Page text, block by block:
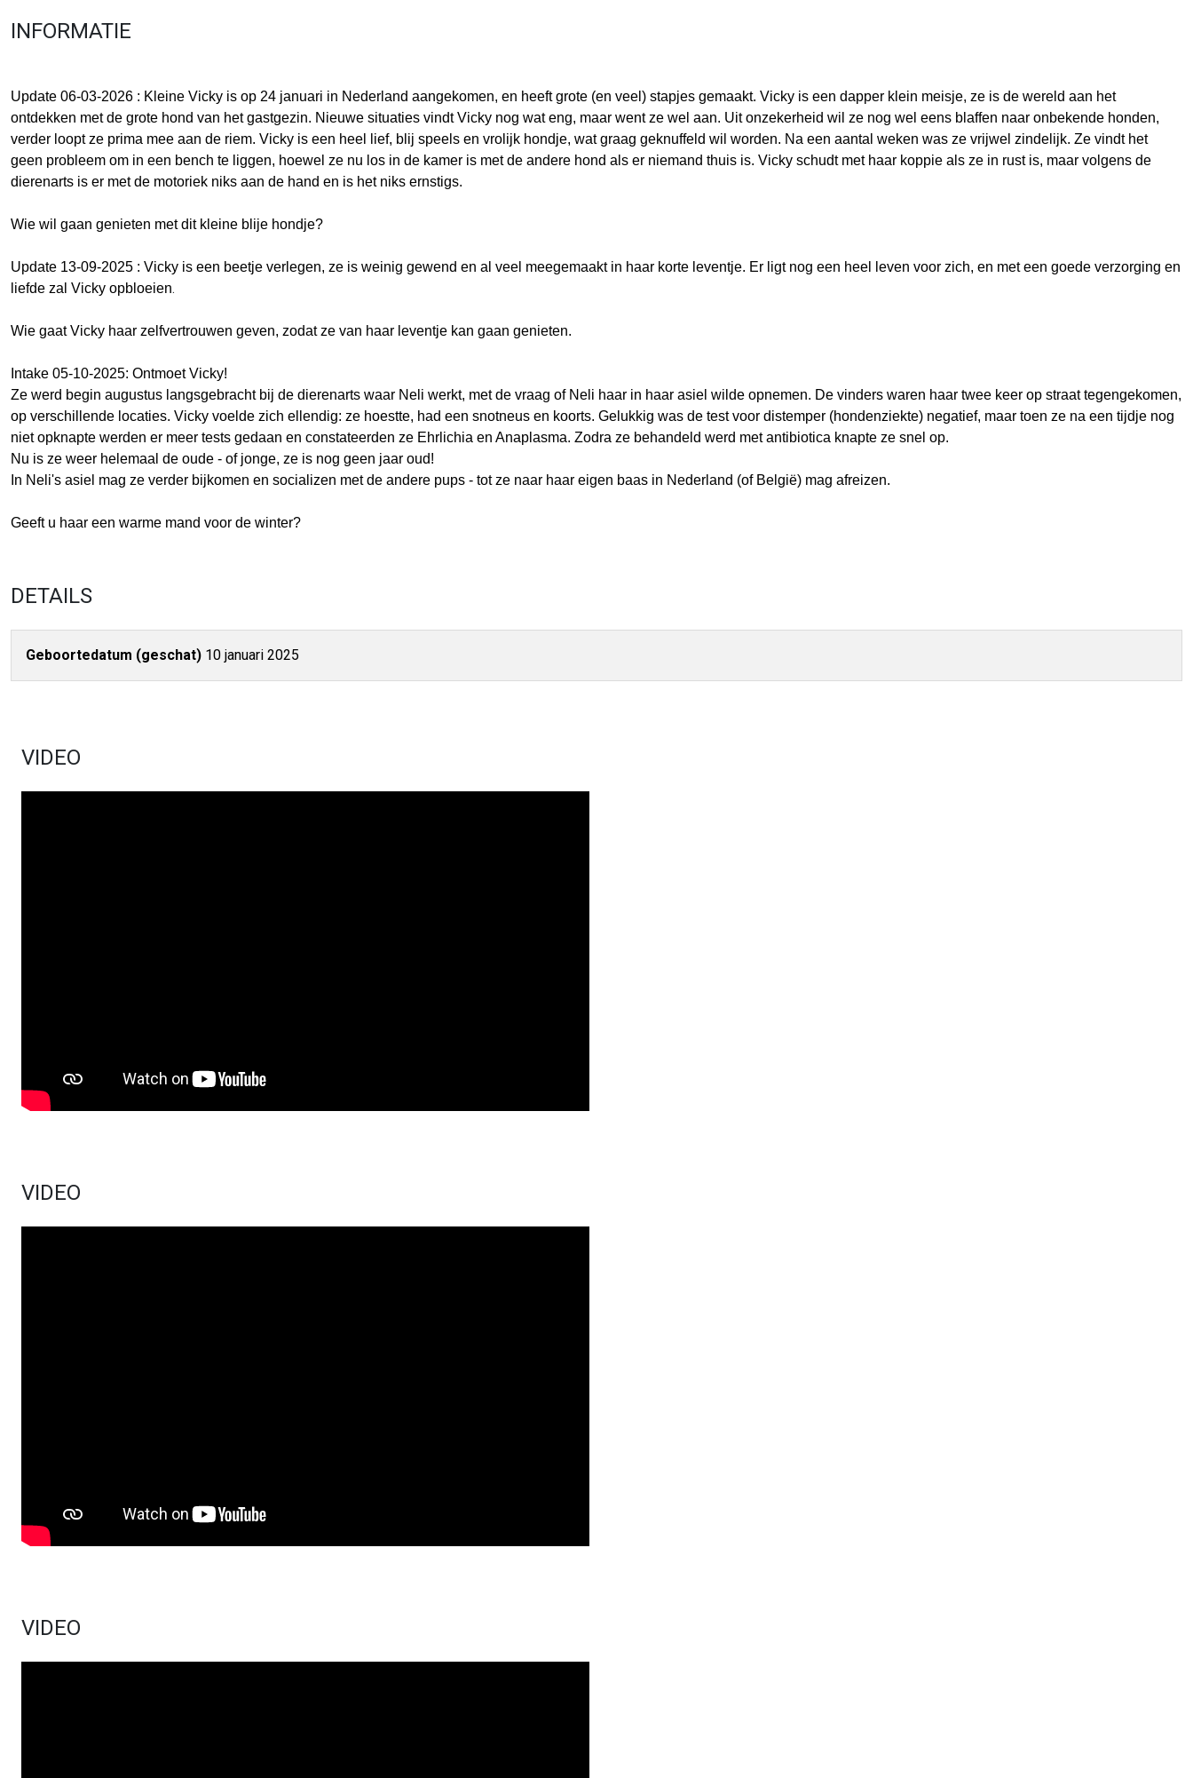
INFORMATIE
Update 06-03-2026 : Kleine Vicky is op 24 januari in Nederland aangekomen, en heeft grote (en veel) stapjes gemaakt. Vicky is een dapper klein meisje, ze is de wereld aan het
ontdekken met de grote hond van het gastgezin. Nieuwe situaties vindt Vicky nog wat eng, maar went ze wel aan. Uit onzekerheid wil ze nog wel eens blaffen naar onbekende honden,
verder loopt ze prima mee aan de riem. Vicky is een heel lief, blij speels en vrolijk hondje, wat graag geknuffeld wil worden. Na een aantal weken was ze vrijwel zindelijk. Ze vindt het
geen probleem om in een bench te liggen, hoewel ze nu los in de kamer is met de andere hond als er niemand thuis is. Vicky schudt met haar koppie als ze in rust is, maar volgens de
dierenarts is er met de motoriek niks aan de hand en is het niks ernstigs.
Wie wil gaan genieten met dit kleine blije hondje?
Update 13-09-2025 : Vicky is een beetje verlegen, ze is weinig gewend en al veel meegemaakt in haar korte leventje. Er ligt nog een heel leven voor zich, en met een goede verzorging en
liefde zal Vicky opbloeien.
Wie gaat Vicky haar zelfvertrouwen geven, zodat ze van haar leventje kan gaan genieten.
Intake 05-10-2025: Ontmoet Vicky!
Ze werd begin augustus langsgebracht bij de dierenarts waar Neli werkt, met de vraag of Neli haar in haar asiel wilde opnemen. De vinders waren haar twee keer op straat tegengekomen,
op verschillende locaties. Vicky voelde zich ellendig: ze hoestte, had een snotneus en koorts. Gelukkig was de test voor distemper (hondenziekte) negatief, maar toen ze na een tijdje nog
niet opknapte werden er meer tests gedaan en constateerden ze Ehrlichia en Anaplasma. Zodra ze behandeld werd met antibiotica knapte ze snel op.
Nu is ze weer helemaal de oude - of jonge, ze is nog geen jaar oud!
In Neli's asiel mag ze verder bijkomen en socializen met de andere pups - tot ze naar haar eigen baas in Nederland (of België) mag afreizen.
Geeft u haar een warme mand voor de winter?
DETAILS
Geboortedatum (geschat) 10 januari 2025
VIDEO
VIDEO
VIDEO